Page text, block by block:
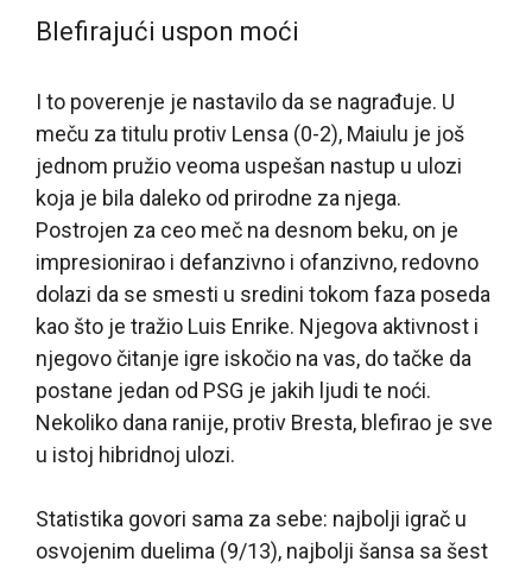
Blefirajući uspon moći
I to poverenje je nastavilo da se nagrađuje. U
meču za titulu protiv Lensa (0-2), Maiulu je još
jednom pružio veoma uspešan nastup u ulozi
koja je bila daleko od prirodne za njega.
Postrojen za ceo meč na desnom beku, on je
impresionirao i defanzivno i ofanzivno, redovno
dolazi da se smesti u sredini tokom faza poseda
kao što je tražio Luis Enrike. Njegova aktivnost i
njegovo čitanje igre iskočio na vas, do tačke da
postane jedan od PSG je jakih ljudi te noći.
Nekoliko dana ranije, protiv Bresta, blefirao je sve
u istoj hibridnoj ulozi.
Statistika govori sama za sebe: najbolji igrač u
osvojenim duelima (9/13), najbolji šansa sa šest